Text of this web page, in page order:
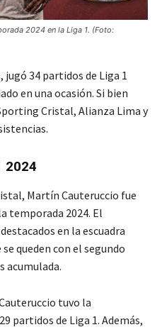
2024 en la Liga 1. (Foto:
jugó 34 partidos de Liga 1
en una ocasión. Si bien
Cristal, Alianza Lima y
2024
Martín Cauteruccio fue
temporada 2024. El
en la escuadra
queden con el segundo
acumulada.
tuvo la
partidos de Liga 1. Además,